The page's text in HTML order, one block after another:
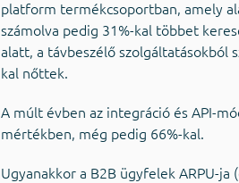
platform termékcsoportban, amely
számolva pedig 31%-kal többet
alatt, a távbeszélő szolgáltatásokból
kal nőttek.
A múlt évben az integráció és API-
mértékben, még pedig 66%-kal.
Ugyanakkor a B2B ügyfelek ARPU-